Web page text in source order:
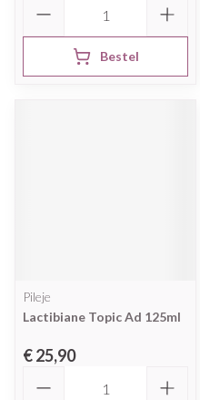
Bestel
Pileje
Lactibiane Topic Ad 125ml
€ 25,90